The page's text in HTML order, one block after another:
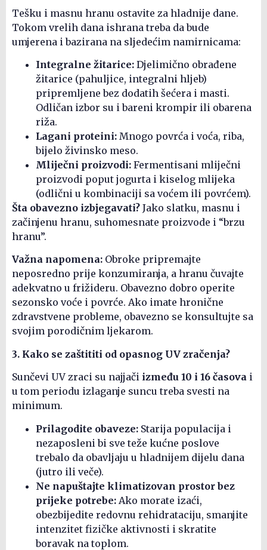
Tešku i masnu hranu ostavite za hladnije dane.
Tokom vrelih dana ishrana treba da bude
umjerena i bazirana na sljedećim namirnicama:
Integralne žitarice: Djelimično obrađene
žitarice (pahuljice, integralni hljeb)
pripremljene bez dodatih šećera i masti.
Odličan izbor su i bareni krompir ili obarena
riža.
Lagani proteini: Mnogo povrća i voća, riba,
bijelo živinsko meso.
Mliječni proizvodi: Fermentisani mliječni
proizvodi poput jogurta i kiselog mlijeka
(odlični u kombinaciji sa voćem ili povrćem).
Šta obavezno izbjegavati? Jako slatku, masnu i
začinjenu hranu, suhomesnate proizvode i “brzu
hranu”.
Važna napomena: Obroke pripremajte
neposredno prije konzumiranja, a hranu čuvajte
adekvatno u frižideru. Obavezno dobro operite
sezonsko voće i povrće. Ako imate hronične
zdravstvene probleme, obavezno se konsultujte sa
svojim porodičnim ljekarom.
3. Kako se zaštititi od opasnog UV zračenja?
Sunčevi UV zraci su najjači između 10 i 16 časova i
u tom periodu izlaganje suncu treba svesti na
minimum.
Prilagodite obaveze: Starija populacija i
nezaposleni bi sve teže kućne poslove
trebalo da obavljaju u hladnijem dijelu dana
(jutro ili veče).
Ne napuštajte klimatizovan prostor bez
prijeke potrebe: Ako morate izaći,
obezbijedite redovnu rehidrataciju, smanjite
intenzitet fizičke aktivnosti i skratite
boravak na toplom.